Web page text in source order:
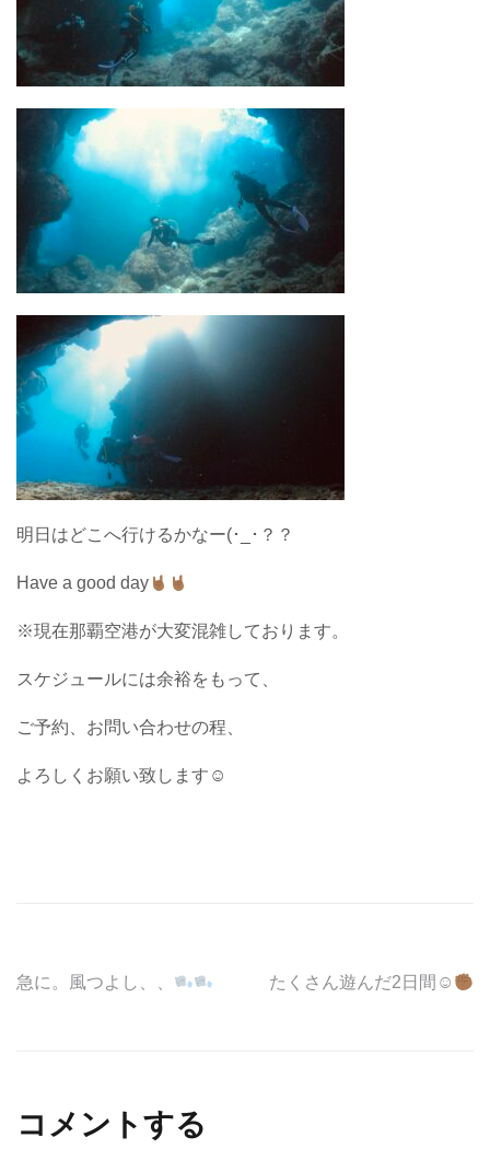
明日はどこへ行けるかなー(･_･？？
Have a good day
※現在那覇空港が大変混雑しております。
スケジュールには余裕をもって、
ご予約、お問い合わせの程、
よろしくお願い致します☺︎
投
ビ
急に。風つよし、、 たくさん遊んだ2日間☺︎
コメントする